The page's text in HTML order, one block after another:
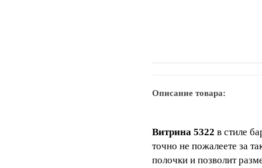
Описание товара:
Витрина 5322 в стиле
точно не пожалеете за
полочки и позволит